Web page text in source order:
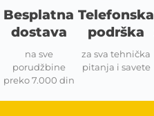
Besplatna
dostava
na sve
porudžbine
preko 7.000 din
Telefonska
podrška
za sva tehnička
pitanja i savete